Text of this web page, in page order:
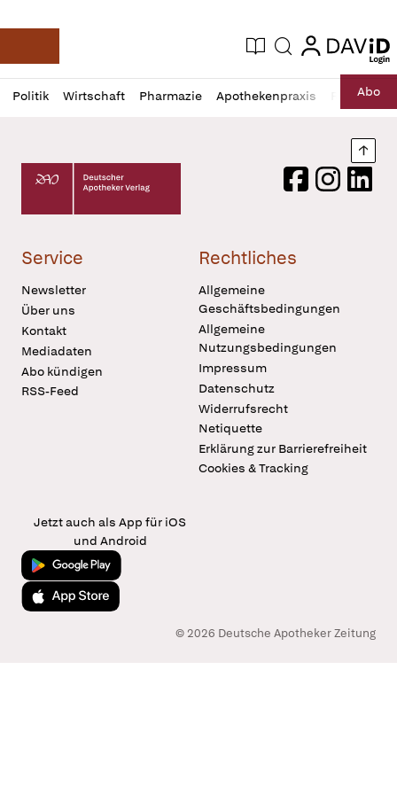
Deutsche Apotheker Zeitung
Aktuelle Ausgabe
Suche login
login
Politik Wirtschaft Pharmazie Apothekenpraxis RechtAbo
Profil
öffnen
Daz
Pur
Deutscher Apotheker Verlag Logo
FacebookInstagram
Service
Newsletter
Über uns
Kontakt
Mediadaten
Abo kündigen
RSS-Feed
Rechtliches
Allgemeine
Geschäftsbedingungen
Allgemeine
Nutzungsbedingungen
Impressum
Datenschutz
Widerrufsrecht
Netiquette
Erklärung zur Barrierefreiheit
Cookies & Tracking
Jetzt auch als App für iOS
und Android
Jetzt bei Google Play
Laden im App Store
© 2026 Deutsche Apotheker Zeitung